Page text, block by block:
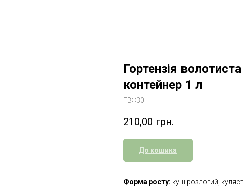
Гортензія
контейнер 1 л
ГВФ30
210,00 грн.
До кошика
Форма росту: кущ розлогий,